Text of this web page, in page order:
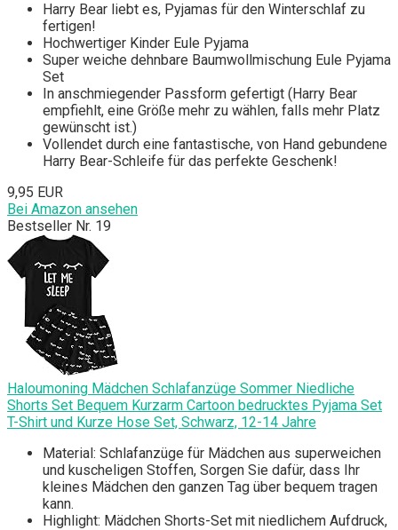
Harry Bear liebt es, Pyjamas für den Winterschlaf zu
fertigen!
Hochwertiger Kinder Eule Pyjama
Super weiche dehnbare Baumwollmischung Eule Pyjama
Set
In anschmiegender Passform gefertigt (Harry Bear
empfiehlt, eine Größe mehr zu wählen, falls mehr Platz
gewünscht ist.)
Vollendet durch eine fantastische, von Hand gebundene
Harry Bear-Schleife für das perfekte Geschenk!
9,95 EUR
Bei Amazon ansehen
Bestseller Nr. 19
Haloumoning Mädchen Schlafanzüge Sommer Niedliche
Shorts Set Bequem Kurzarm Cartoon bedrucktes Pyjama Set
T-Shirt und Kurze Hose Set, Schwarz, 12-14 Jahre
Material: Schlafanzüge für Mädchen aus superweichen
und kuscheligen Stoffen, Sorgen Sie dafür, dass Ihr
kleines Mädchen den ganzen Tag über bequem tragen
kann.
Highlight: Mädchen Shorts-Set mit niedlichem Aufdruck,